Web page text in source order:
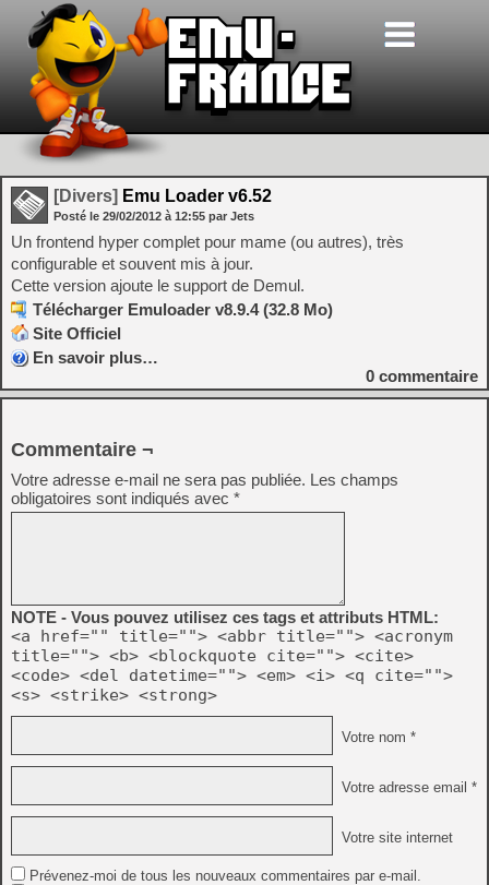
[Divers] Emu Loader v6.52
Posté le 29/02/2012 à 12:55 par Jets
Un frontend hyper complet pour mame (ou autres), très
configurable et souvent mis à jour.
Cette version ajoute le support de Demul.
Télécharger Emuloader v8.9.4 (32.8 Mo)
Site Officiel
En savoir plus…
0 commentaire
Commentaire ¬
Votre adresse e-mail ne sera pas publiée. Les champs
obligatoires sont indiqués avec *
NOTE - Vous pouvez utilisez ces tags et attributs HTML:
<a href="" title=""> <abbr title=""> <acronym
title=""> <b> <blockquote cite=""> <cite>
<code> <del datetime=""> <em> <i> <q cite="">
<s> <strike> <strong>
Votre nom *
Votre adresse email *
Votre site internet
Prévenez-moi de tous les nouveaux commentaires par e-mail.